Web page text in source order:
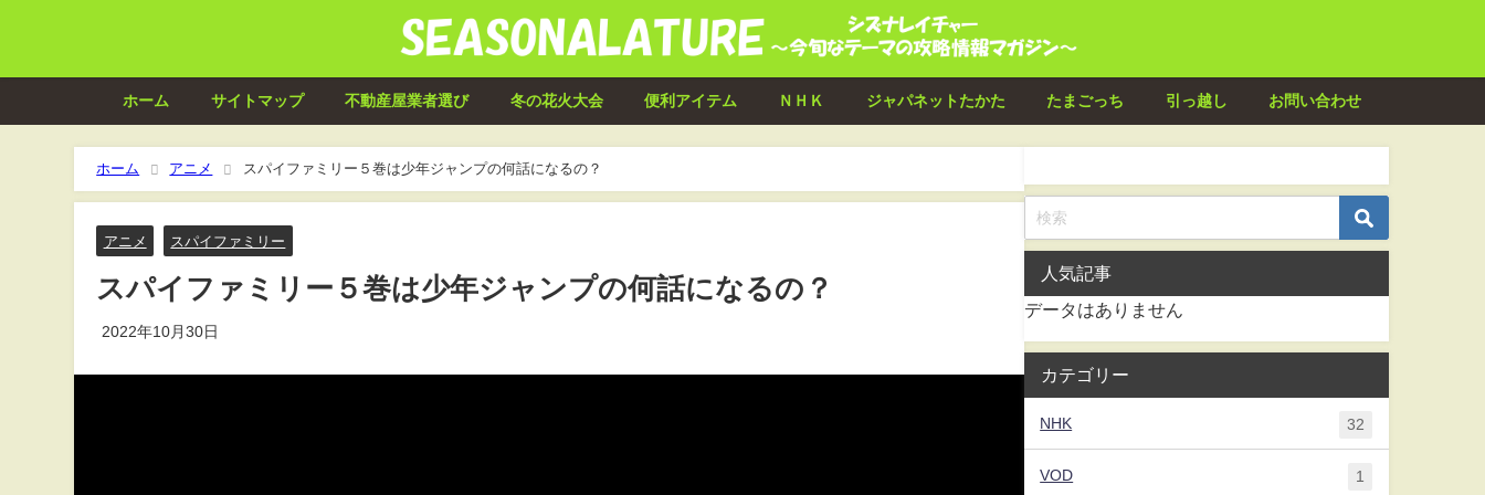
ホーム サイトマップ 不動産屋業者選び 冬の花火大会 便利アイテム ＮＨＫ ジャパネットたかた たまごっち 引っ越し お問い合わせ
ホーム アニメ スパイファミリー５巻は少年ジャンプの何話になるの？
アニメ スパイファミリー
スパイファミリー５巻は少年ジャンプの何話になるの？
2022年10月30日
人気記事
データはありません
カテゴリー
NHK 32
VOD 1